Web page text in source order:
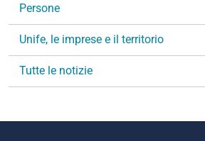
a
i
n
Persone
Unife, le imprese e il territorio
Tutte le notizie